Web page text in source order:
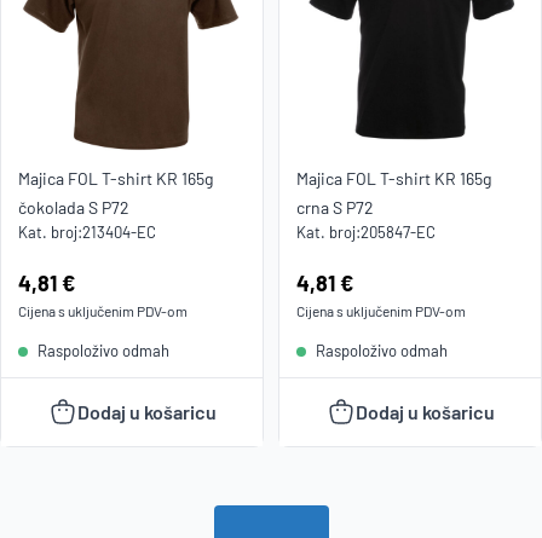
Majica FOL T-shirt KR 165g
čokolada S P72
Kat. broj:213404-EC
Cijena:
4,81 €
Cijena s uključenim PDV-om
Raspoloživo odmah
Dodaj u košaricu
Majica FOL T-shirt KR 165g
crna S P72
Kat. broj:205847-EC
Cijena:
4,81 €
Cijena s uključenim PDV-om
Raspoloživo odmah
Dodaj u košaricu